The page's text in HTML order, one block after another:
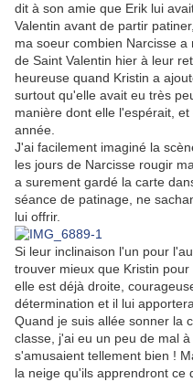
dit à son amie que Erik lui
Valentin avant de partir
ma soeur combien Narcisse
de Saint Valentin hier à leur
heureuse quand Kristin a
surtout qu'elle avait eu très
manière dont elle l'espérait,
année.
J'ai facilement imaginé la
les jours de Narcisse rougir
a surement gardé la carte
séance de patinage, ne
lui offrir.
Si leur inclinaison l'un pour
trouver mieux que Kristin
elle est déjà droite,
détermination et il lui
Quand je suis allée sonner la
classe, j'ai eu un peu de mal
s'amusaient tellement bien !
la neige qu'ils apprendront ce